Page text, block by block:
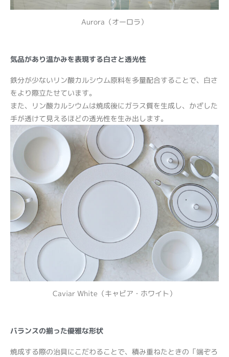
Aurora（オーロラ）
気品があり温かみを表現する白さと透光性
鉄分が少ないリン酸カルシウム原料を多量配合することで、白さ
をより際立たせています。
また、リン酸カルシウムは焼成後にガラス質を生成し、かざした
手が透けて見えるほどの透光性を生み出します。
Caviar White（キャビア・ホワイト）
バランスの揃った優雅な形状
焼成する際の治具にこだわることで、積み重ねたときの「端ぞろ